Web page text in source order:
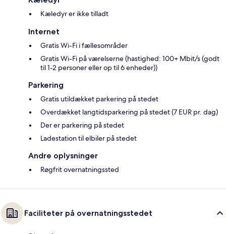
Kæledyr er ikke tilladt
Internet
Gratis Wi-Fi i fællesområder
Gratis Wi-Fi på værelserne (hastighed: 100+ Mbit/s (godt
til 1-2 personer eller op til 6 enheder))
Parkering
Gratis utildækket parkering på stedet
Overdækket langtidsparkering på stedet (7 EUR pr. dag)
Der er parkering på stedet
Ladestation til elbiler på stedet
Andre oplysninger
Røgfrit overnatningssted
Faciliteter på overnatningsstedet